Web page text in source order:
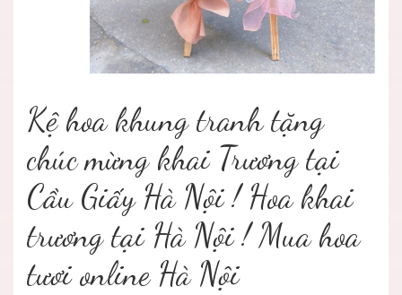
Kệ hoa khung tranh tặng
chúc mừng khai Trương tại
Cầu Giấy Hà Nội ! Hoa khai
trương tại Hà Nội ! Mua hoa
tươi online Hà Nội